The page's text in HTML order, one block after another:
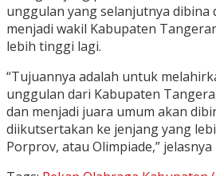
unggulan yang selanjutnya dibina
menjadi wakil Kabupaten
lebih tinggi lagi.
“​Tujuannya adalah untuk
unggulan dari Kabupaten
dan menjadi juara umum akan
diikutsertakan ke jenjang yang
Porprov, atau Olimpiade,” jelasnya